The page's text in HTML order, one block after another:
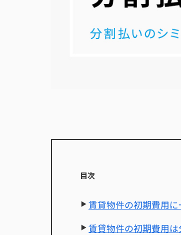
目次
賃貸物件の初期費用
賃貸物件の初期費用